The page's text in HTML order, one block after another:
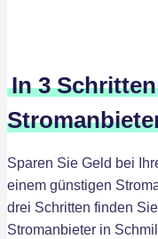
In 3
Sparen Sie Geld bei
einem günstigen
drei Schritten finden
Stromanbieter in